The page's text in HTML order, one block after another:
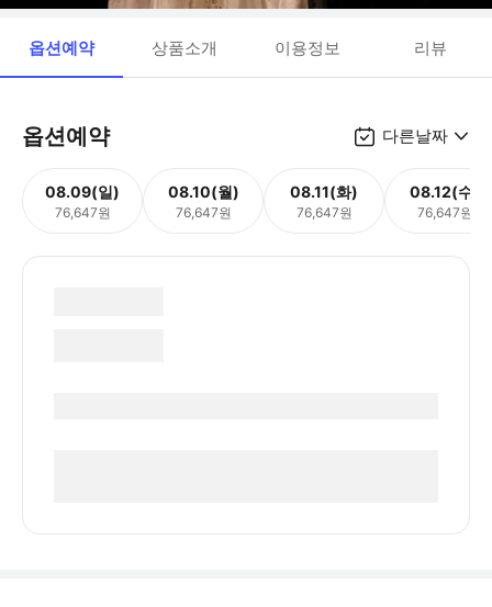
옵션예약 상품소개 이용정보 리뷰
옵션예약 다른날짜
08.09(일)
76,647원
08.10(월)
76,647원
08.11(화)
76,647원
08.12(수)
76,647원